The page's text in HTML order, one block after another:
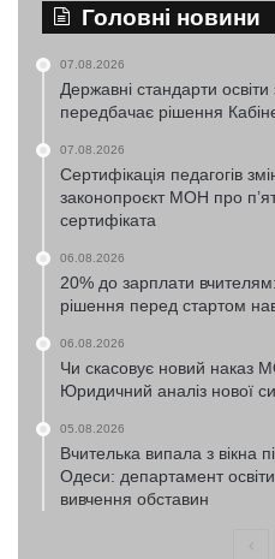
Головні новини
07.08.2026
Державні стандарти
передбачає рішення
07.08.2026
Сертифікація педагогів
законопроєкт МОН про
сертифіката
06.08.2026
20% до зарплати
рішення перед стартом
06.08.2026
Чи скасовує новий наказ
Юридичний аналіз нової
05.08.2026
Вчителька випала з вікна
Одеси: департамент
вивчення обставин